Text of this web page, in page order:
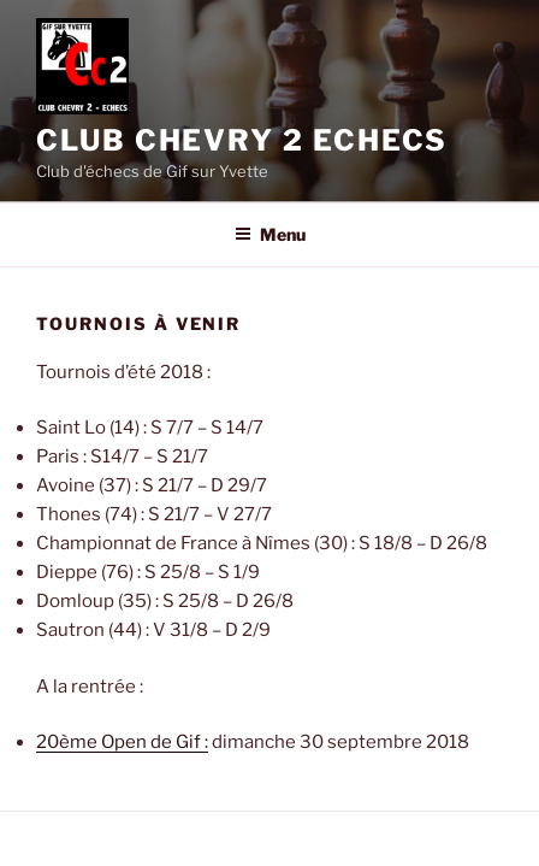
Aller
contenu
principal
CLUB CHEVRY 2 ECHECS
Club d'échecs de Gif sur Yvette
Menu
TOURNOIS À VENIR
Tournois d’été 2018 :
Saint Lo (14) : S 7/7 – S 14/7
Paris : S14/7 – S 21/7
Avoine (37) : S 21/7 – D 29/7
Thones (74) : S 21/7 – V 27/7
Championnat de France à Nîmes (30) : S 18/8 – D 26/8
Dieppe (76) : S 25/8 – S 1/9
Domloup (35) : S 25/8 – D 26/8
Sautron (44) : V 31/8 – D 2/9
A la rentrée :
20ème Open de Gif :dimanche 30 septembre 2018